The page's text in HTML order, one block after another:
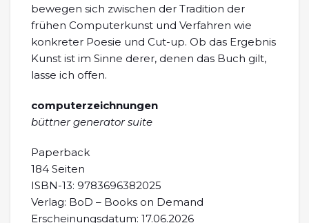
bewegen sich zwischen der Tradition der
frühen Computerkunst und Verfahren wie
konkreter Poesie und Cut-up. Ob das Ergebnis
Kunst ist im Sinne derer, denen das Buch gilt,
lasse ich offen.
computerzeichnungen
büttner generator suite
Paperback
184 Seiten
ISBN-13: 9783696382025
Verlag: BoD – Books on Demand
Erscheinungsdatum: 17.06.2026